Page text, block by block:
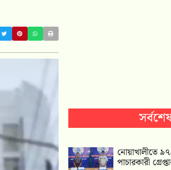
নোয়াখালীতে
পাচারকারী